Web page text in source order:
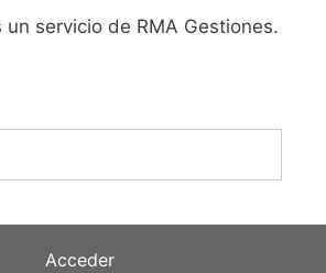
un servicio de RMA Gestiones.
Acceder